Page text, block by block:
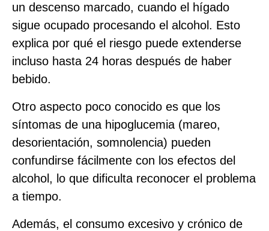
un descenso marcado, cuando el hígado
sigue ocupado procesando el alcohol. Esto
explica por qué el riesgo puede extenderse
incluso hasta 24 horas después de haber
bebido.
Otro aspecto poco conocido es que los
síntomas de una hipoglucemia (mareo,
desorientación, somnolencia) pueden
confundirse fácilmente con los efectos del
alcohol, lo que dificulta reconocer el problema
a tiempo.
Además, el consumo excesivo y crónico de